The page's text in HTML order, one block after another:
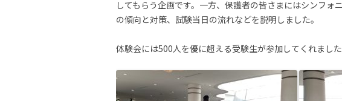
してもらう企画です。一方、保護者の皆さまにはシンフォ
の傾向と対策、試験当日の流れなどを説明しました。
体験会には500人を優に超える受験生が参加してくれまし